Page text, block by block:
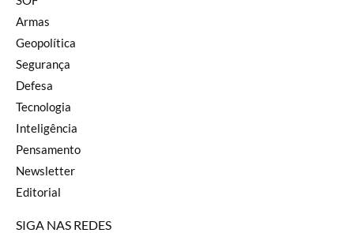
Armas
Geopolítica
Segurança
Defesa
Tecnologia
Inteligência
Pensamento
Newsletter
Editorial
SIGA NAS REDES